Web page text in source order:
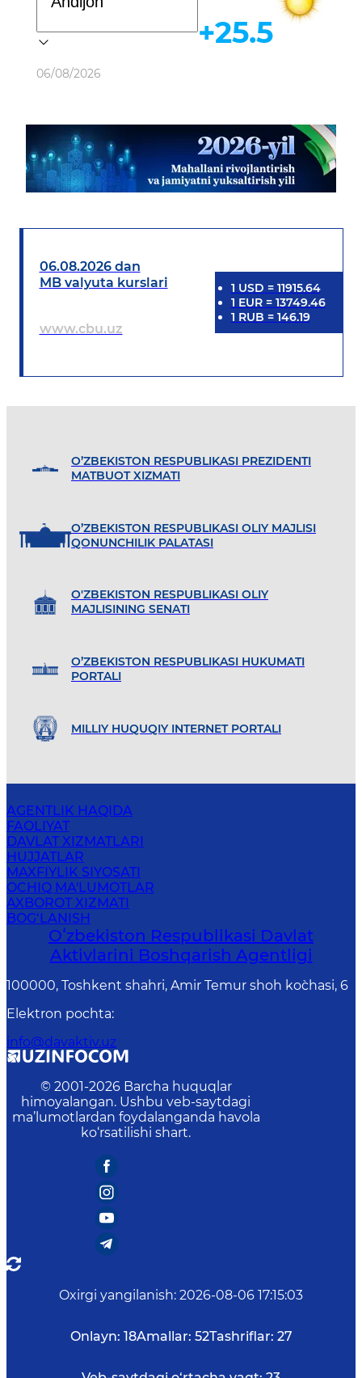
Ob-havo
06/08/2026
+25.5
06.08.2026 dan
MB valyuta kurslari
www.cbu.uz
1 USD = 11915.64
1 EUR= 13749.46
1 RUB = 146.19
O’ZBEKISTON RESPUBLIKASI PREZIDENTI
MATBUOT XIZMATI
O’ZBEKISTON RESPUBLIKASI OLIY MAJLISI
QONUNCHILIK PALATASI
O'ZBEKISTON RESPUBLIKASI OLIY
MAJLISINING SENATI
O’ZBEKISTON RESPUBLIKASI HUKUMATI
PORTALI
MILLIY HUQUQIY INTERNET PORTALI
AGENTLIK HAQIDA
FAOLIYAT
DAVLAT XIZMATLARI
HUJJATLAR
MAXFIYLIK SIYOSATI
OCHIQ MA'LUMOTLAR
AXBOROT XIZMATI
BOG‘LANISH
Oʻzbekiston Respublikasi Davlat
Aktivlarini Boshqarish Agentligi
100000, Toshkent shahri, Amir Temur shoh ko`chasi, 6
Elektron pochta:
info@davaktiv.uz
© 2001-2026 Barcha huquqlar
himoyalangan. Ushbu veb-saytdagi
ma’lumotlardan foydalanganda havola
ko‘rsatilishi shart.
Oxirgi yangilanish: 2026-08-06 17:15:03
Onlayn: 18Amallar: 52Tashriflar: 27